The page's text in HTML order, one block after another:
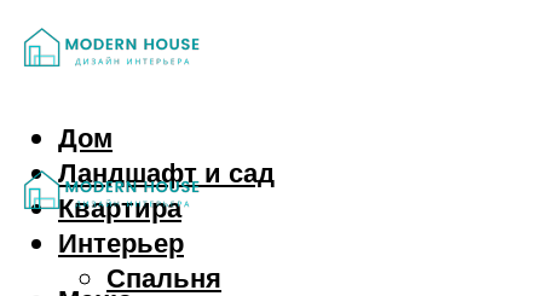
Дом
Ландшафт и сад
Квартира
Интерьер
Спальня